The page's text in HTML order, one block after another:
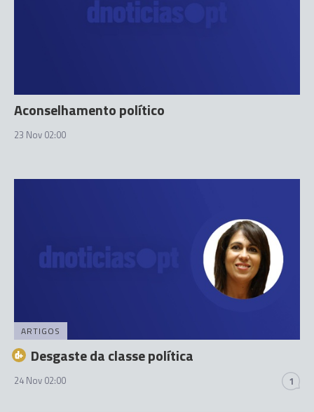
Aconselhamento político
23 Nov 02:00
ARTIGOS
Desgaste da classe política
24 Nov 02:00 1